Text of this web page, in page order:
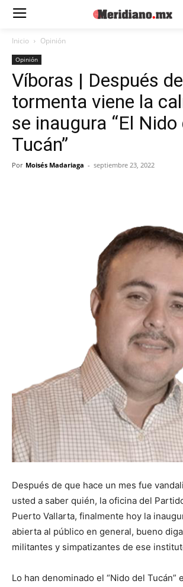
Inicio Opinión
Opinión
Víboras | Después
tormenta viene la
se inaugura “El Nido
Tucán”
Por Moisés Madariaga - septiembre 23, 2022
Después de que hace un mes fue
usted a saber quién, la oficina del
Puerto Vallarta, finalmente hoy la
abierta al público en general, bueno
militantes y simpatizantes de ese
Lo han denominado el “Nido del Tucán”